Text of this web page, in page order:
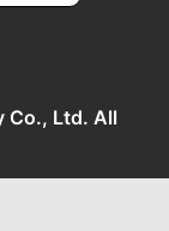
Co., Ltd. All